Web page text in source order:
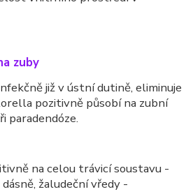
zuby
již v ústní dutině, eliminuje
pozitivně působí na zubní
paradendóze.
na celou trávicí soustavu -
žaludeční vředy -